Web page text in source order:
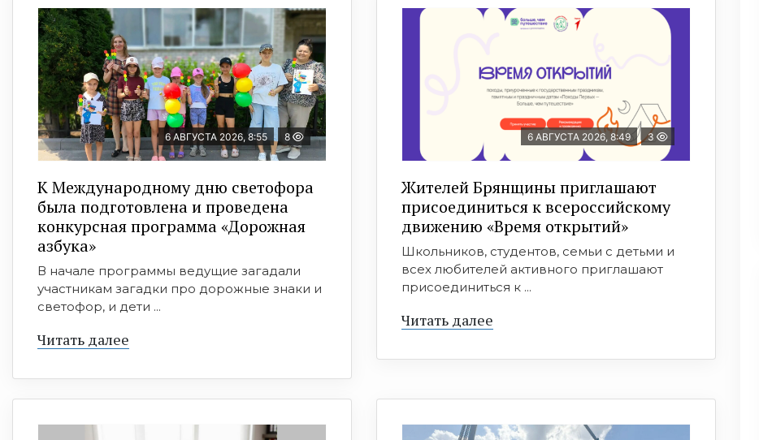
6 АВГУСТА 2026, 8:55 8
К Международному дню светофора
была подготовлена и проведена
конкурсная программа «Дорожная
азбука»
В начале программы ведущие загадали
участникам загадки про дорожные знаки и
светофор, и дети ...
Читать далее
6 АВГУСТА 2026, 8:49 3
Жителей Брянщины приглашают
присоединиться к всероссийскому
движению «Время открытий»
Школьников, студентов, семьи с детьми и
всех любителей активного приглашают
присоединиться к ...
Читать далее